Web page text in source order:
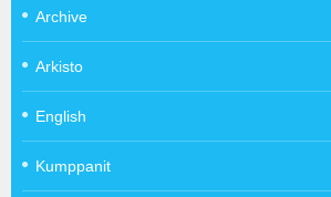
Archive
Arkisto
English
Kumppanit